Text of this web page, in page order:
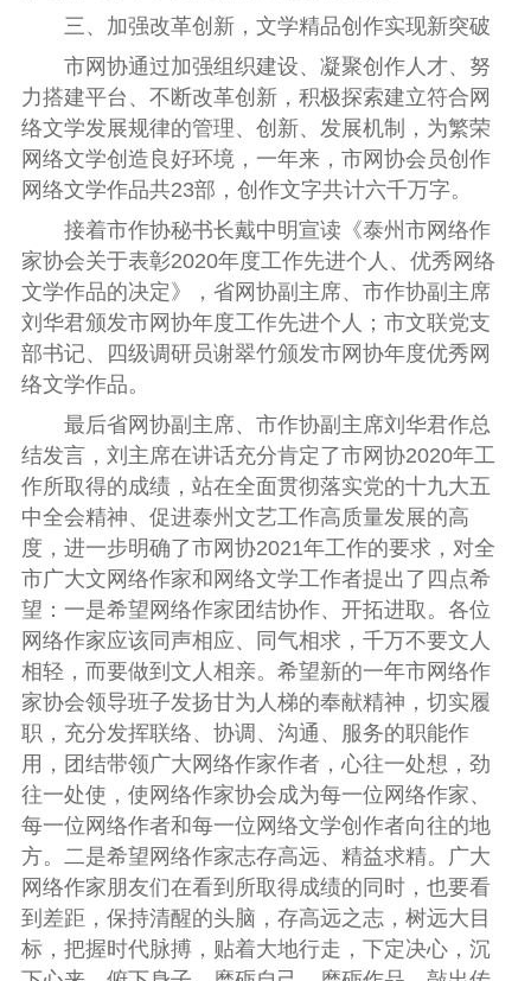
三、加强改革创新，文学精品创作实现新突破
市网协通过加强组织建设、凝聚创作人才、努
力搭建平台、不断改革创新，积极探索建立符合网
络文学发展规律的管理、创新、发展机制，为繁荣
网络文学创造良好环境，一年来，市网协会员创作
网络文学作品共23部，创作文字共计六千万字。
接着市作协秘书长戴中明宣读《泰州市网络作
家协会关于表彰2020年度工作先进个人、优秀网络
文学作品的决定》，省网协副主席、市作协副主席
刘华君颁发市网协年度工作先进个人；市文联党支
部书记、四级调研员谢翠竹颁发市网协年度优秀网
络文学作品。
最后省网协副主席、市作协副主席刘华君作总
结发言，刘主席在讲话充分肯定了市网协2020年工
作所取得的成绩，站在全面贯彻落实党的十九大五
中全会精神、促进泰州文艺工作高质量发展的高
度，进一步明确了市网协2021年工作的要求，对全
市广大文网络作家和网络文学工作者提出了四点希
望： 一是希望网络作家团结协作、开拓进取。 各位
网络作家应该同声相应、同气相求，千万不要文人
相轻，而要做到文人相亲。希望新的一年市网络作
家协会领导班子发扬甘为人梯的奉献精神，切实履
职，充分发挥联络、协调、沟通、服务的职能作
用，团结带领广大网络作家作者，心往一处想，劲
往一处使，使网络作家协会成为每一位网络作家、
每一位网络作者和每一位网络文学创作者向往的地
方。二是希望网络作家志存高远、精益求精。广大
网络作家朋友们在看到所取得成绩的同时，也要看
到差距，保持清醒的头脑，存高远之志，树远大目
标，把握时代脉搏，贴着大地行走，下定决心，沉